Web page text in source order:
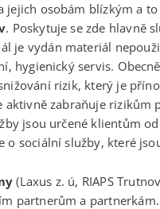
osobám blízkým a
. Poskytuje se zde hlavně
je vydán materiál
hygienický servis.
rizik, který je
aktivně zabraňuje rizikům
jsou určené klientům
o sociální služby, které
(Laxus z. ú, RIAPS
partnerům a